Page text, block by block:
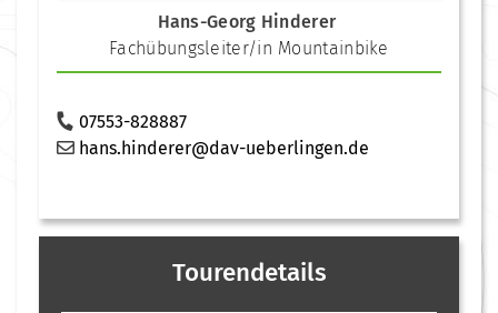
Hans-Georg Hinderer
Fachübungsleiter/in Mountainbike
07553-828887
hans.hinderer@dav-ueberlingen.de
Tourendetails